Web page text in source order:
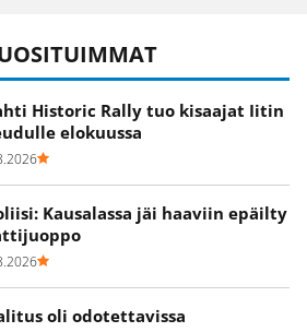
Historic Rally tuo kisaajat Iitin
elokuussa
Kausalassa jäi haaviin epäilty
oli odotettavissa